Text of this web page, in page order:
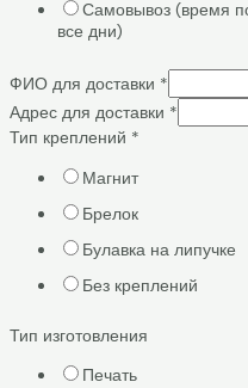
Самовывоз (время
все дни)
ФИО для доставки *
Адрес для доставки *
Тип креплений *
Магнит
Брелок
Булавка на липучке
Без креплений
Тип изготовления
Печать